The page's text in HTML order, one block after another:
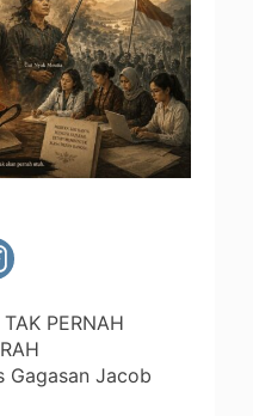
PERNAH
Gagasan Jacob